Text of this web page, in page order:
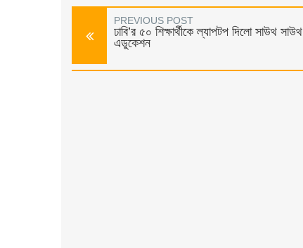
PREVIOUS POST
ঢাবি’র ৫০ শিক্ষার্থীকে ল্যাপটপ দিলো সাউথ সাউথ
এডুকেশন